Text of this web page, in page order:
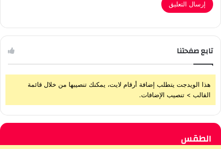
تابع صفحتنا
هذا الويدجت يتطلب إضافة أرقام لايت، يمكنك تنصيبها من خلال قائمة
القالب > تنصيب الإضافات.
الطقس